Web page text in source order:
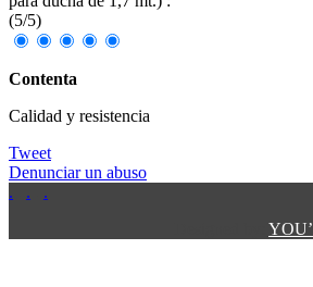
(5/5)
Contenta
Calidad y resistencia
Tweet
Denunciar un abuso
.
.
.
YOU’